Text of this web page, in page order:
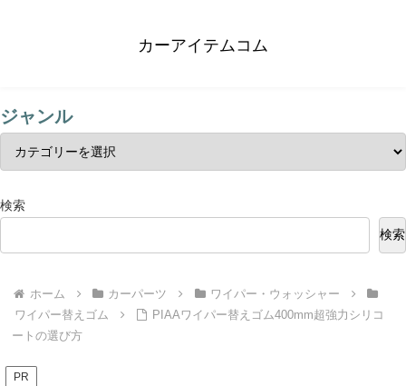
カーアイテムコム
ジャンル
検索
検索
ホーム カーパーツ
ワイパー・ウォッシャー
ワイパー替えゴム
PIAAワイパー替えゴム400mm超強力シリコ
ートの選び方
PR